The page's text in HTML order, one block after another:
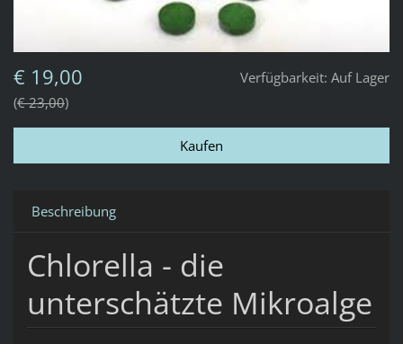
Verfügbarkeit: Auf Lager
€ 19,00
€ 23,00
Beschreibung
Chlorella - die
unterschätzte Mikroalge